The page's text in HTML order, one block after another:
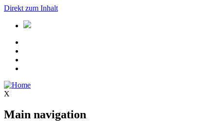
Direkt zum Inhalt
X
Main navigation